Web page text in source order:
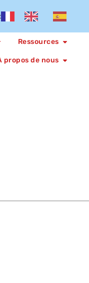
Ressources
propos de nous